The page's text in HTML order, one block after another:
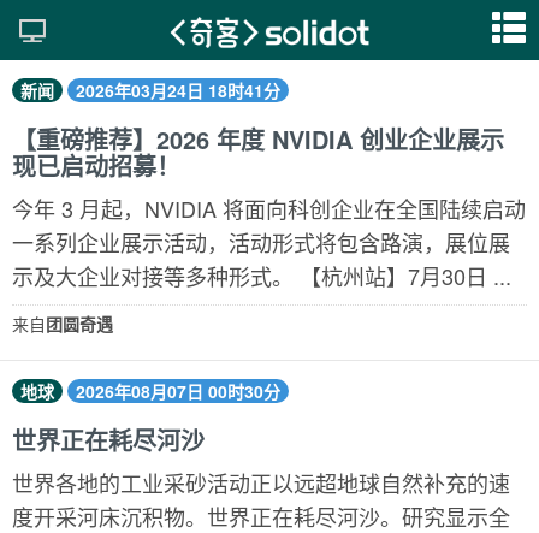
新闻 2026年03月24日 18时41分
【重磅推荐】2026 年度 NVIDIA 创业企业展示
现已启动招募！
今年 3 月起，NVIDIA 将面向科创企业在全国陆续启动
一系列企业展示活动，活动形式将包含路演，展位展
示及大企业对接等多种形式。 【杭州站】7月30日 ...
来自团圆奇遇
地球 2026年08月07日 00时30分
世界正在耗尽河沙
世界各地的工业采砂活动正以远超地球自然补充的速
度开采河床沉积物。世界正在耗尽河沙。研究显示全